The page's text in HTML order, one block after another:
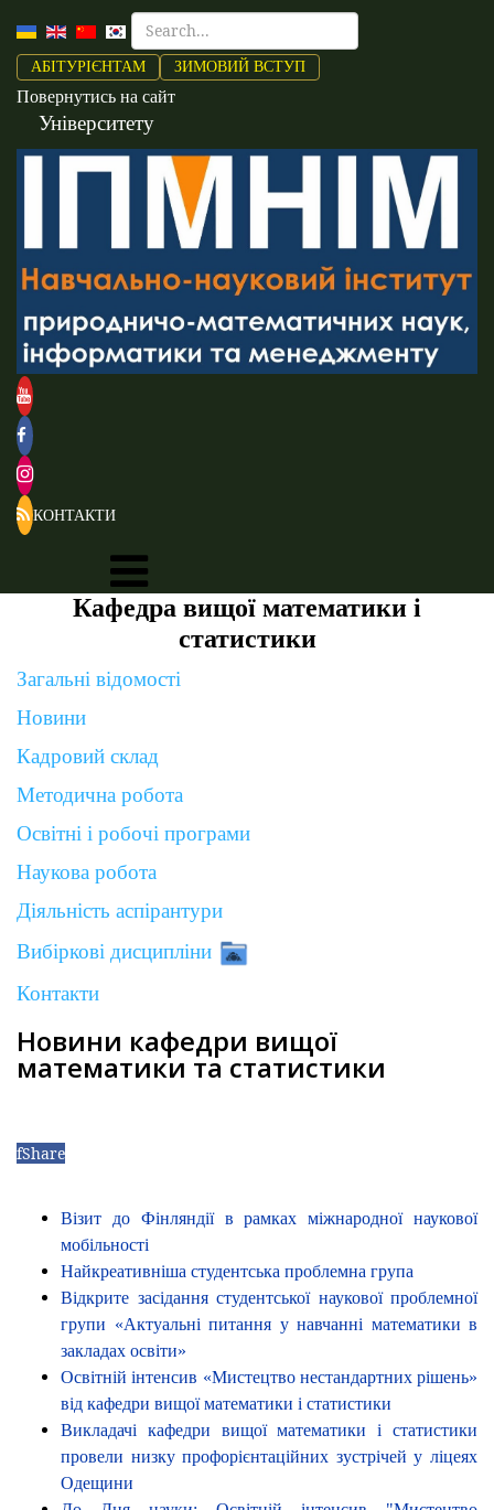
АБІТУРІЄНТАМ ЗИМОВИЙ ВСТУП
Повернутись на сайт
Університету
КОНТАКТИ
Кафедра вищої математики і
статистики
Загальні відомості
Новини
Кадровий склад
Методична робота
Освітні і робочі програми
Наукова робота
Діяльність аспірантури
Вибіркові дисципліни
Контакти
Новини кафедри вищої
математики та статистики
fShare
Візит до Фінляндії в рамках міжнародної наукової
мобільності
Найкреативніша студентська проблемна група
Відкрите засідання студентської наукової проблемної
групи «Актуальні питання у навчанні математики в
закладах освіти»
Освітній інтенсив «Мистецтво нестандартних рішень»
від кафедри вищої математики і статистики
Викладачі кафедри вищої математики і статистики
провели низку профорієнтаційних зустрічей у ліцеях
Одещини